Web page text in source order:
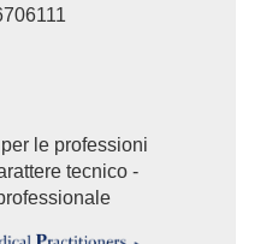
le professioni
tecnico -